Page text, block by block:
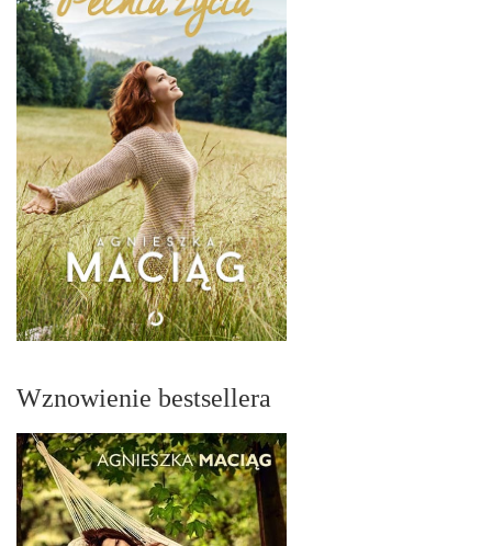
Wznowienie bestsellera